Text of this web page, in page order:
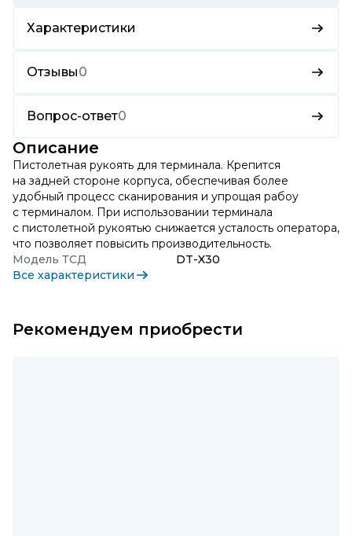
Характеристики
Отзывы0
Вопрос-ответ0
Описание
Пистолетная рукоять для терминала. Крепится
на задней стороне корпуса, обеспечивая более
удобный процесс сканирования и упрощая рабоу
с терминалом. При использовании терминала
с пистолетной рукоятью снижается усталость оператора,
что позволяет повысить производительность.
Модель ТСД
DT-X30
Все характеристики
Рекомендуем приобрести